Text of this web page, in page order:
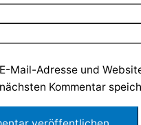
Mail-Adresse und
Kommentar